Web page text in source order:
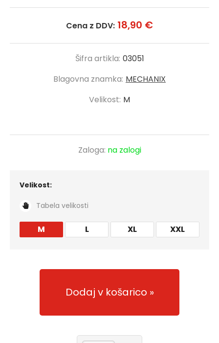
Cena z DDV: 18,90 €
Šifra artikla: 03051
Blagovna znamka: MECHANIX
Velikost: M
Zaloga: na zalogi
Velikost:
Tabela velikosti
M L XL XXL
Dodaj v košarico